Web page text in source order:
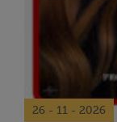
26 - 11 - 2026